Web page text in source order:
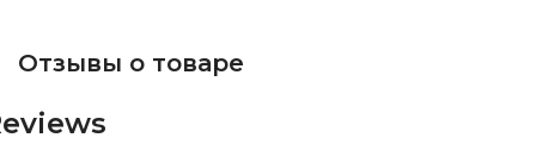
Отзывы о товаре